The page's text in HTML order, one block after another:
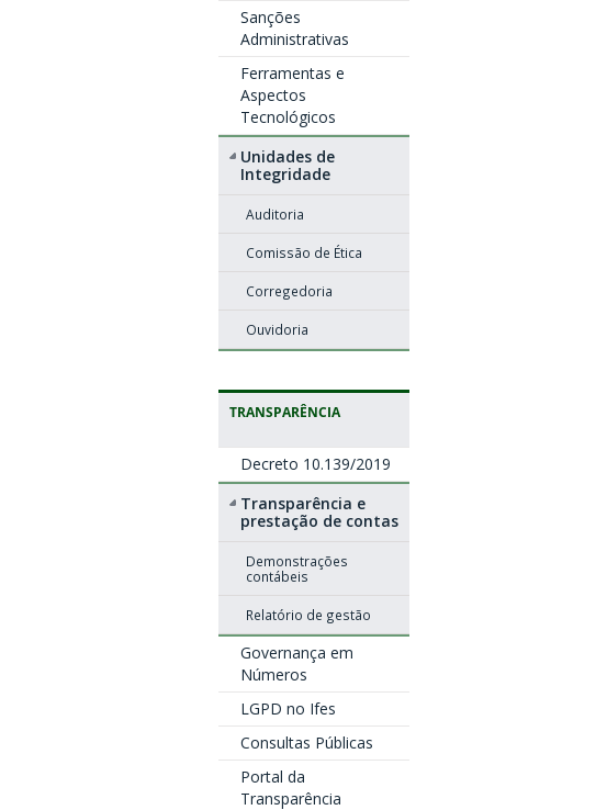
Sanções
Administrativas
Ferramentas e
Aspectos
Tecnológicos
Unidades de
Integridade
Auditoria
Comissão de Ética
Corregedoria
Ouvidoria
TRANSPARÊNCIA
Decreto 10.139/2019
Transparência e
prestação de contas
Demonstrações
contábeis
Relatório de gestão
Governança em
Números
LGPD no Ifes
Consultas Públicas
Portal da
Transparência